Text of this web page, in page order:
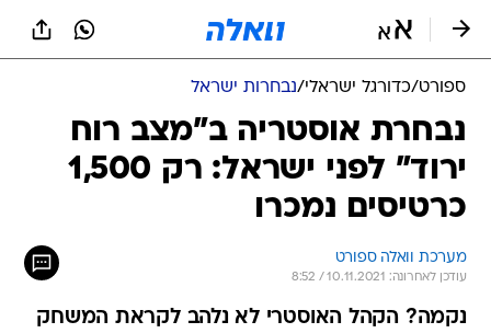
ספורט/כדורגל ישראלי/נבחרות ישראל
נבחרת אוסטריה ב"מצב רוח
ירוד" לפני ישראל: רק 1,500
כרטיסים נמכרו
מערכת וואלה ספורט
עודכן לאחרונה: 10.11.2021 / 8:52
נקמה? הקהל האוסטרי לא נלהב לקראת המשחק